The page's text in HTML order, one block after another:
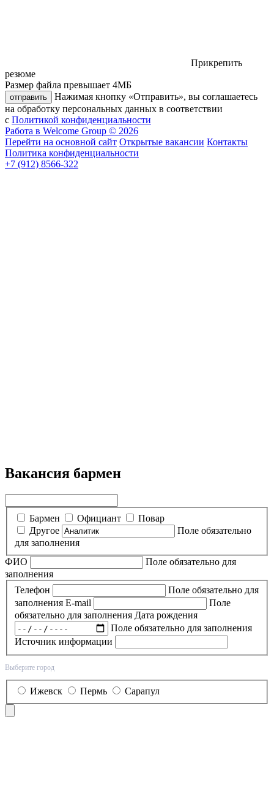
Прикрепить
резюме
Размер файла превышает 4МБ
отправить
Нажимая кнопку «Отправить», вы соглашаетесь
на обработку персональных данных в соответствии
с Политикой конфиденциальности
Работа в Welcome Group © 2026
Перейти на основной сайт Открытые вакансии Контакты
Политика конфиденциальности
+7 (912) 8566-322
Вакансия бармен
Бармен Официант
Повар
Другое
Поле обязательно
для заполнения
ФИО
Поле обязательно для
заполнения
Телефон
Поле обязательно для
заполнения E-mail
Поле
обязательно для заполнения Дата рождения
Поле обязательно для заполнения
Источник информации
Выберите город
Ижевск Пермь Сарапул